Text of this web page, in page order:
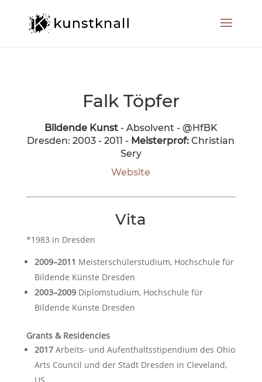
Falk Töpfer
Bildende Kunst- Absolvent - @HfBK
Dresden: 2003 - 2011 - Meisterprof: Christian
Sery
Website
Vita
*1983 in Dresden
2009–2011 Meisterschülerstudium, Hochschule für
Bildende Künste Dresden
2003–2009 Diplomstudium, Hochschule für
Bildende Künste Dresden
Grants & Residencies
2017Arbeits- und Aufenthaltsstipendium des Ohio
Arts Council und der Stadt Dresden in Cleveland,